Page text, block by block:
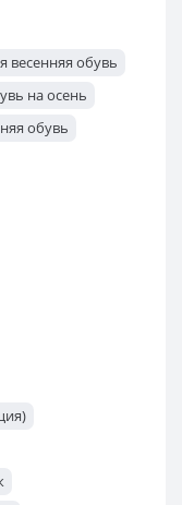
весенняя обувь
на осень
обувь